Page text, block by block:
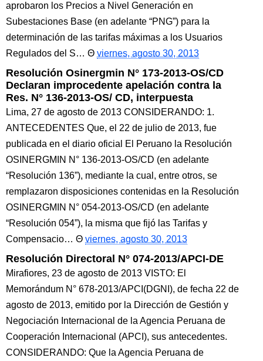
aprobaron los Precios a Nivel Generación en
Subestaciones Base (en adelante “PNG”) para la
determinación de las tarifas máximas a los Usuarios
Regulados del S…
viernes, agosto 30, 2013
Resolución Osinergmin N° 173-2013-OS/CD
Declaran improcedente apelación contra la
Res. N° 136-2013-OS/ CD, interpuesta
Lima, 27 de agosto de 2013 CONSIDERANDO: 1.
ANTECEDENTES Que, el 22 de julio de 2013, fue
publicada en el diario oficial El Peruano la Resolución
OSINERGMIN N° 136-2013-OS/CD (en adelante
“Resolución 136”), mediante la cual, entre otros, se
remplazaron disposiciones contenidas en la Resolución
OSINERGMIN N° 054-2013-OS/CD (en adelante
“Resolución 054”), la misma que fijó las Tarifas y
Compensacio…
viernes, agosto 30, 2013
Resolución Directoral N° 074-2013/APCI-DE
Mirafiores, 23 de agosto de 2013 VISTO: El
Memorándum N° 678-2013/APCI(DGNI), de fecha 22 de
agosto de 2013, emitido por la Dirección de Gestión y
Negociación Internacional de la Agencia Peruana de
Cooperación Internacional (APCI), sus antecedentes.
CONSIDERANDO: Que la Agencia Peruana de